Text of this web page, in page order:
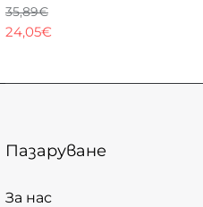
24,05€
35,89€
Пазаруване
За нас